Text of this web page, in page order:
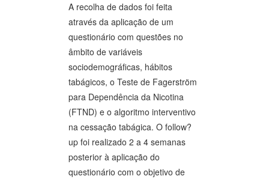
A recolha de dados foi feita
através da aplicação de um
questionário com questões no
âmbito de variáveis
sociodemográficas, hábitos
tabágicos, o Teste de Fagerström
para Dependência da Nicotina
(FTND) e o algoritmo interventivo
na cessação tabágica. O follow?
up foi realizado 2 a 4 semanas
posterior à aplicação do
questionário com o objetivo de